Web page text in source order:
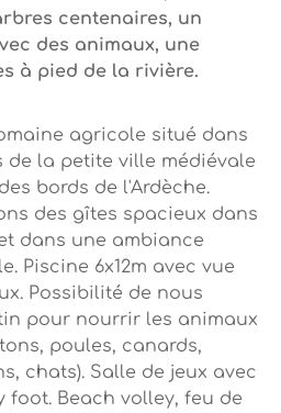
centenaires, un
des animaux, une
à pied de la rivière.
agricole situé dans
de la petite ville médiévale
bords de l'Ardèche.
des gîtes spacieux dans
dans une ambiance
Piscine 6x12m avec vue
Possibilité de nous
pour nourrir les animaux
poules, canards,
chats). Salle de jeux avec
foot. Beach volley, feu de